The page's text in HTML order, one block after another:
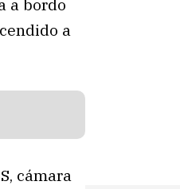
a bordo
a
cámara